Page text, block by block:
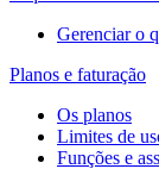
Gerenciar o
Planos e faturação
Os planos
Limites de
Funções e